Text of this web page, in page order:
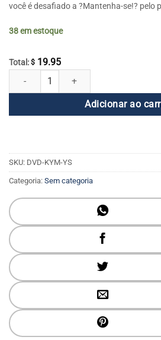
você é desafiado a ?Mantenha-se!? pelo
38 em estoque
Total: $ 19.95
Kundalini Yoga com o Mestre -
Adicionar ao
SKU: DVD-KYM-YS
Categoria: Sem categoria